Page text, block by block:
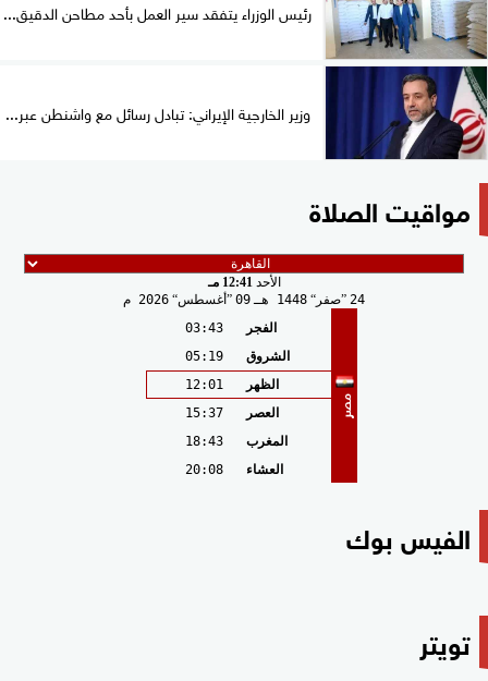
رئيس الوزراء يتفقد سير العمل بأحد مطاحن الدقيق...
وزير الخارجية الإيراني: تبادل رسائل مع واشنطن عبر...
مواقيت الصلاة
الأحد 12:41 مـ
24
صفر 1448 هـ 09 أغسطس 2026 م
مصر
الفجر
03:43
الشروق
05:19
الظهر
12:01
العصر
15:37
المغرب
18:43
العشاء
20:08
الفيس بوك
تويتر